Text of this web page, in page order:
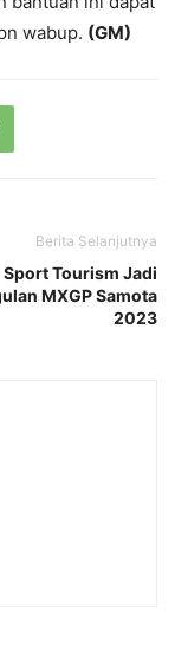
wabup. (GM)
Berita Selanjutnya
Sport Tourism Jadi
MXGP Samota
2023